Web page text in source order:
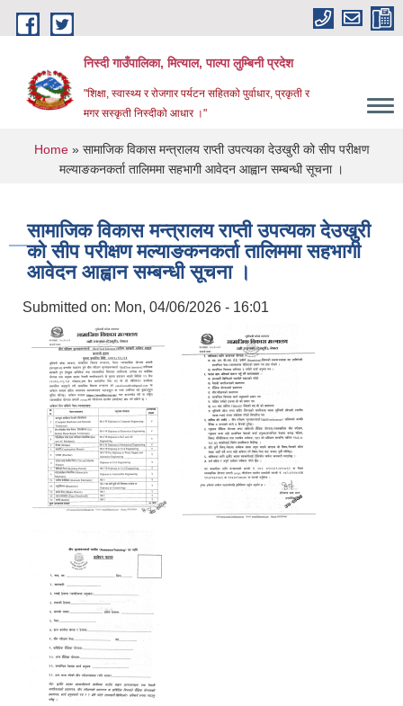
Skip to main content
निस्दी गाउँपालिका, मित्याल, पाल्पा लुम्बिनी प्रदेश
"शिक्षा, स्वास्थ्य र रोजगार पर्यटन सहितको पुर्वाधार, प्रकृती र
मगर सस्कृती निस्दीको आधार ।"
You are here
Home» सामाजिक विकास मन्त्रालय राप्ती उपत्यका देउखुरी को सीप परीक्षण
मल्याङकनकर्ता तालिममा सहभागी आवेदन आह्वान सम्बन्धी सूचना ।
सामाजिक विकास मन्त्रालय राप्ती उपत्यका देउखुरी
को सीप परीक्षण मल्याङकनकर्ता तालिममा सहभागी
आवेदन आह्वान सम्बन्धी सूचना ।
Submitted on: Mon, 04/06/2026 - 16:01